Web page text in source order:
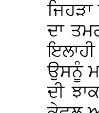
ਦਾ
ਉਸਨੂੰ
ਦੀ